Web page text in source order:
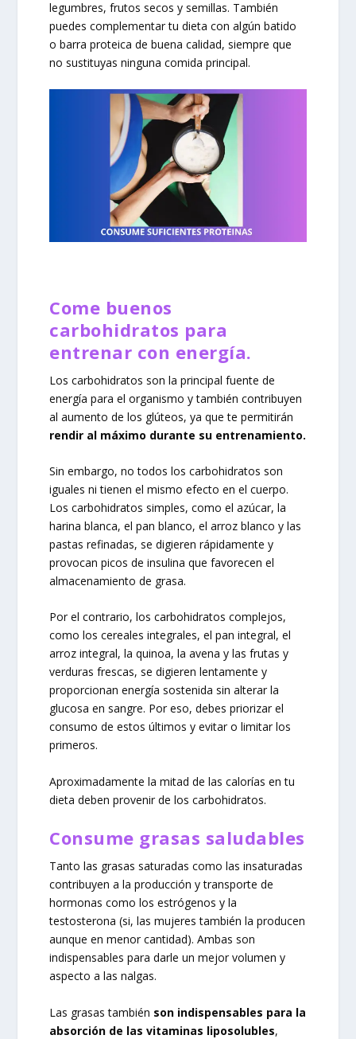
legumbres, frutos secos y semillas. También
puedes complementar tu dieta con algún batido
o barra proteica de buena calidad, siempre que
no sustituyas ninguna comida principal.
Come buenos
carbohidratos para
entrenar con energía.
Los carbohidratos son la principal fuente de
energía para el organismo y también contribuyen
al aumento de los glúteos, ya que te permitirán
rendir al máximo durante su entrenamiento.
Sin embargo, no todos los carbohidratos son
iguales ni tienen el mismo efecto en el cuerpo.
Los carbohidratos simples, como el azúcar, la
harina blanca, el pan blanco, el arroz blanco y las
pastas refinadas, se digieren rápidamente y
provocan picos de insulina que favorecen el
almacenamiento de grasa.
Por el contrario, los carbohidratos complejos,
como los cereales integrales, el pan integral, el
arroz integral, la quinoa, la avena y las frutas y
verduras frescas, se digieren lentamente y
proporcionan energía sostenida sin alterar la
glucosa en sangre. Por eso, debes priorizar el
consumo de estos últimos y evitar o limitar los
primeros.
Aproximadamente la mitad de las calorías en tu
dieta deben provenir de los carbohidratos.
Consume grasas saludables
Tanto las grasas saturadas como las insaturadas
contribuyen a la producción y transporte de
hormonas como los estrógenos y la
testosterona (si, las mujeres también la producen
aunque en menor cantidad). Ambas son
indispensables para darle un mejor volumen y
aspecto a las nalgas.
Las grasas también son indispensables para la
absorción de las vitaminas liposolubles,